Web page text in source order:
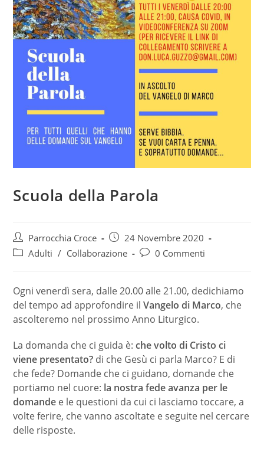
Scuola della Parola
Autore
dell'articolo:
Parrocchia Croce
Articolo
pubblicato:
24 Novembre 2020
Categoria
Adulti / Collaborazione
Commenti
0 Commenti
Ogni venerdì sera, dalle 20.00 alle 21.00, dedichiamo
del tempo ad approfondire ilVangelo di Marco, che
ascolteremo nel prossimo Anno Liturgico.
La domanda che ci guida è:che volto di Cristo ci
viene presentato? di che Gesù ci parla Marco? E di
che fede? Domande che ci guidano, domande che
portiamo nel cuore: la nostra fede avanza per le
domande e le questioni da cui ci lasciamo toccare, a
volte ferire, che vanno ascoltate e seguite nel cercare
delle risposte.